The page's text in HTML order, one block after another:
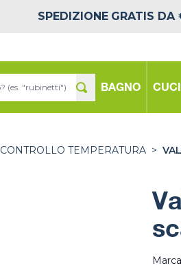
SPEDIZIONE GRATIS DA
BAGNO
CONTROLLO TEMPERATURA >